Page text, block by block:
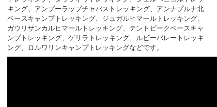
キング、アンプーラップチャパストレッキング、アンナプルナ北
ベースキャンプトレッキング、ジュガルヒマールトレッキング、
ガウリサンカルヒマールトレッキング、テントピークベースキャ
ンプトレッキング、ゲリラトレッキング、ルビーバレートレッキ
ング、ロルワリンキャンプトレッキングなどです。